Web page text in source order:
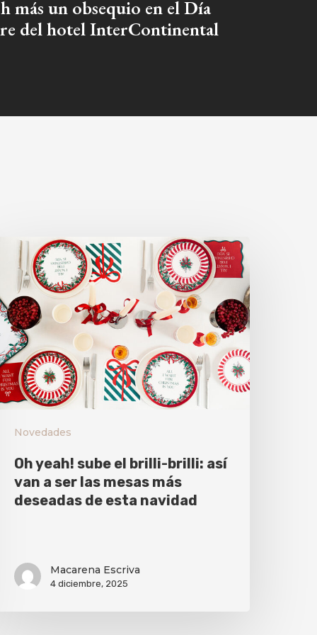
más un obsequio en el Día
del hotel InterContinental
Novedades
Oh yeah! sube el brilli-brilli: así
van a ser las mesas más
deseadas de esta navidad
Macarena Escriva
4 diciembre, 2025